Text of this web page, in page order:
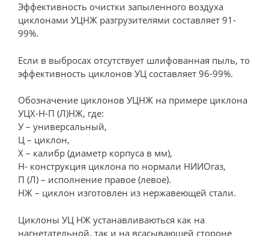
Эффективность очистки запыленного воздуха
циклонами УЦНЖ разгрузителями составляет 91-
99%.
Если в выбросах отсутствует шлифованная пыль, то
эффективность циклонов УЦ составляет 96-99%.
Обозначение циклонов УЦНЖ на примере циклона
УЦХ-Н-П (Л)НЖ, где:
У – универсальный,
Ц – циклон,
Х – калибр (диаметр корпуса в мм),
Н- конструкция циклона по нормали НИИОгаз,
П (Л) – исполнение правое (левое).
НЖ – циклон изготовлен из нержавеющей стали.
Циклоны УЦ НЖ устанавливаються как на
нагнетательной, так и на всасывающей стороне